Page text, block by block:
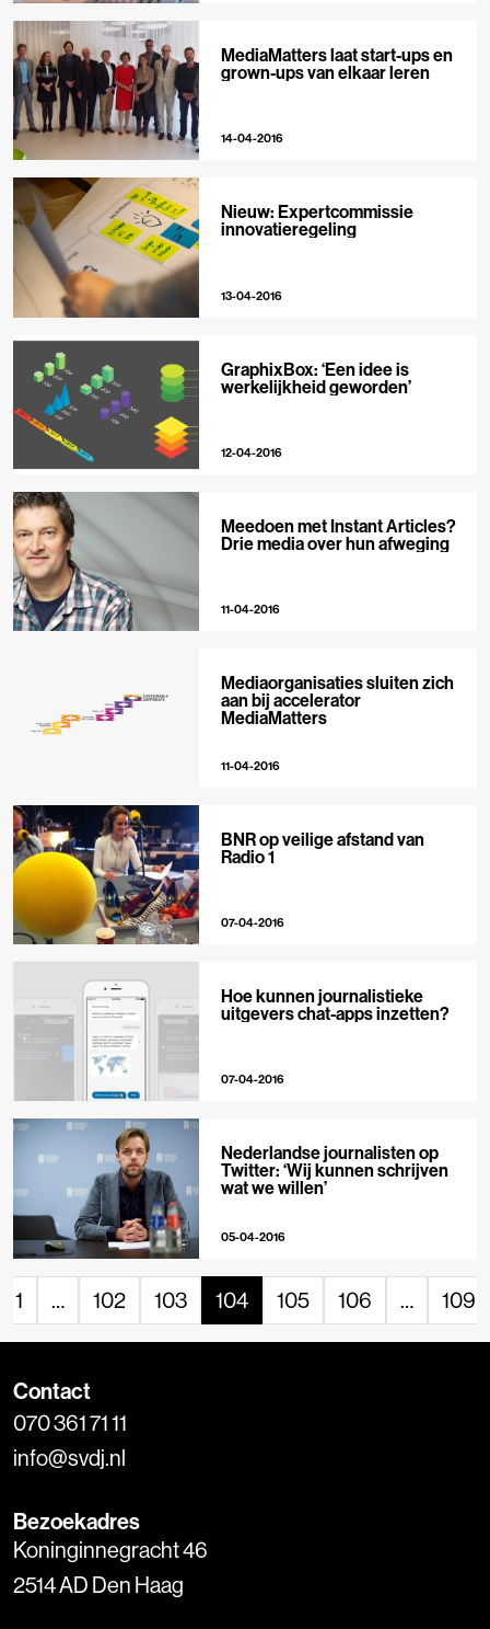
MediaMatters laat start-ups en
grown-ups van elkaar leren
14-04-2016
Nieuw: Expertcommissie
innovatieregeling
13-04-2016
GraphixBox: ‘Een idee is
werkelijkheid geworden’
12-04-2016
Meedoen met Instant Articles?
Drie media over hun afweging
11-04-2016
Mediaorganisaties sluiten zich
aan bij accelerator
MediaMatters
11-04-2016
BNR op veilige afstand van
Radio 1
07-04-2016
Hoe kunnen journalistieke
uitgevers chat-apps inzetten?
07-04-2016
Nederlandse journalisten op
Twitter: ‘Wij kunnen schrijven
wat we willen’
05-04-2016
1 … 102 103 104 105 106 … 109
Contact
070 361 71 11
info@svdj.nl
Bezoekadres
Koninginnegracht 46
2514 AD Den Haag